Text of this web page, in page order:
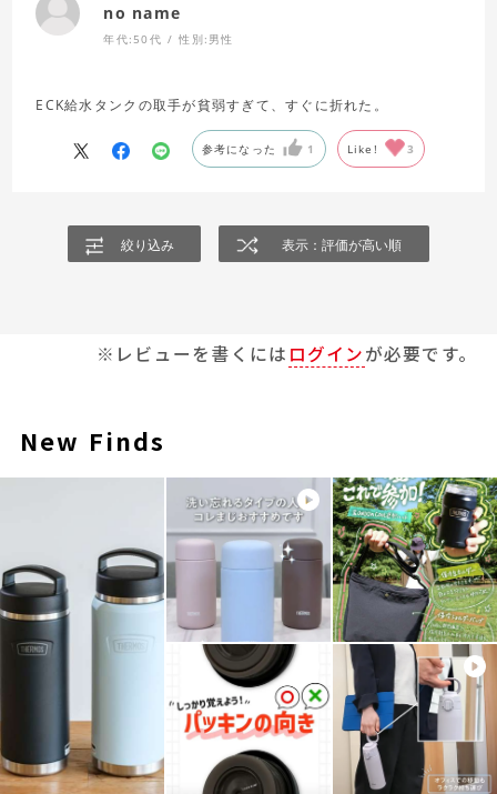
no name
年代:50代 性別: 男性
ECK給水タンクの取手が貧弱すぎて、すぐに折れた。
参考になった 1 Like! 3
絞り込み 表示：評価が高い順
※レビューを書くには ログインが必要です。
New Finds